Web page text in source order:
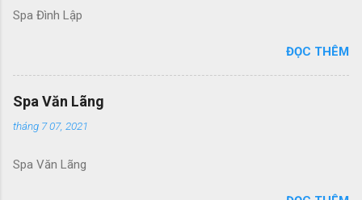
Spa Đình Lập
ĐỌC THÊM
Spa Văn Lãng
tháng 7 07, 2021
Spa Văn Lãng